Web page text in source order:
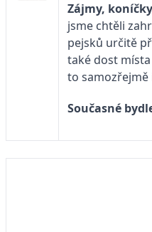
Zájmy,
jsme chtěli
pejsků určitě
také dost
to
Současné